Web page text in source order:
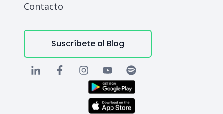
Contacto
Suscríbete al Blog